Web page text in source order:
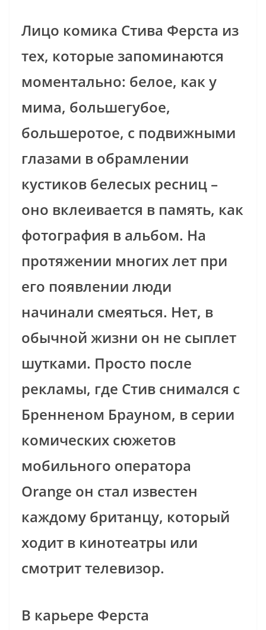
Лицо комика Стива Ферста из
тех, которые запоминаются
моментально: белое, как у
мима, большегубое,
большеротое, с подвижными
глазами в обрамлении
кустиков белесых ресниц –
оно вклеивается в память, как
фотография в альбом. На
протяжении многих лет при
его появлении люди
начинали смеяться. Нет, в
обычной жизни он не сыплет
шутками. Просто после
рекламы, где Стив снимался с
Бренненом Брауном, в серии
комических сюжетов
мобильного оператора
Orange он стал известен
каждому британцу, который
ходит в кинотеатры или
смотрит телевизор.
В карьере Ферста